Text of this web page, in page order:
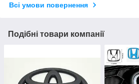
Всі умови повернення
Подібні товари компанії